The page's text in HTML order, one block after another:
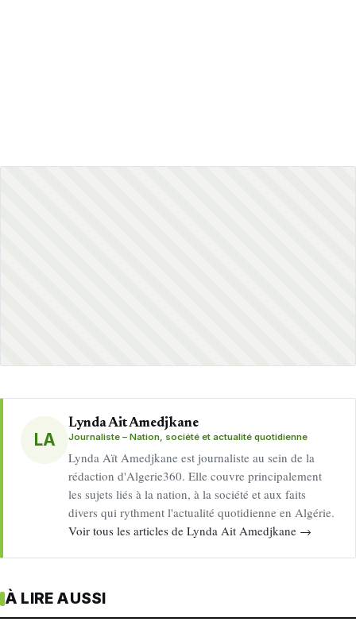
LA
Lynda Ait Amedjkane
Journaliste – Nation, société et actualité quotidienne
Lynda Aït Amedjkane est journaliste au sein de la
rédaction d'Algerie360. Elle couvre principalement
les sujets liés à la nation, à la société et aux faits
divers qui rythment l'actualité quotidienne en Algérie.
Voir tous les articles de Lynda Ait Amedjkane →
À LIRE AUSSI